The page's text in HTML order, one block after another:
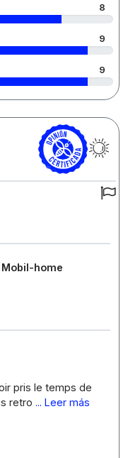
8
9
9
home
pris le temps de
retro ... Leer más